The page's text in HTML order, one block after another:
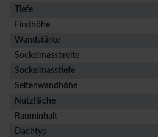
Tiefe
Firsthöhe
Wandstärke
Sockelmassbreite
Sockelmasstiefe
Seitenwandhöhe
Nutzfläche
Rauminhalt
Dachtyp